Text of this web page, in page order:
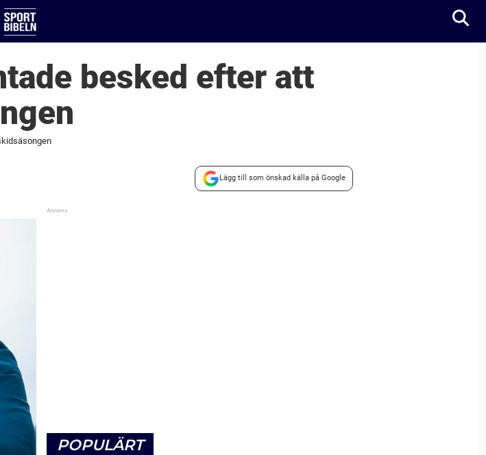
besked efter att
Lägg till som önskad källa på Google
POPULÄRT